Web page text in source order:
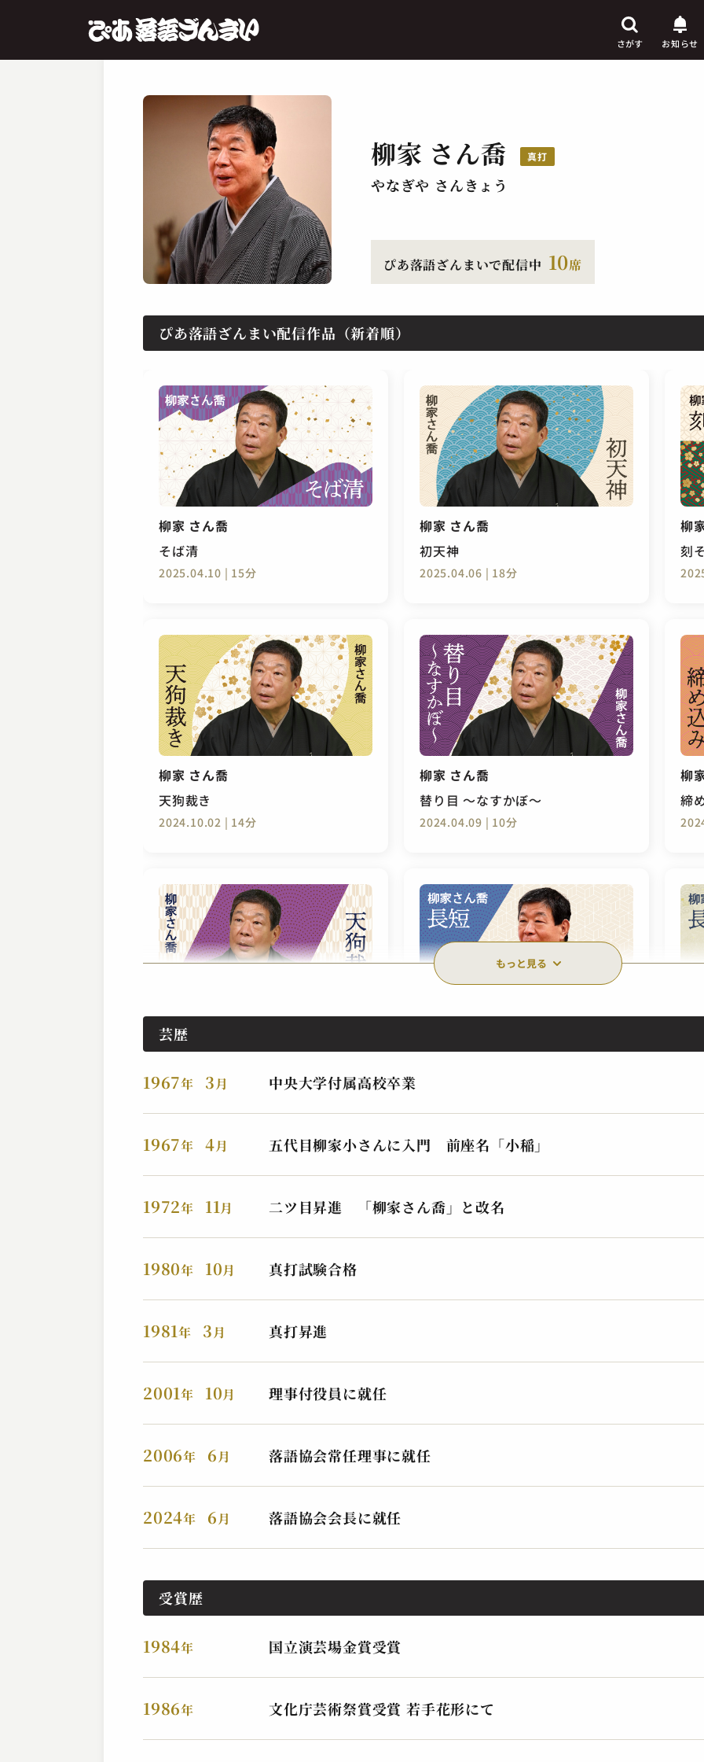
さがす
芸人からさがす
演目 からさがす
お知らせ
柳家 さん喬 真打
やなぎや さんきょう
ぴあ落語ざんまいで配信中 10席
ぴあ落語ざんまい配信作品（新着順）
柳家 さん喬
そば清
2025.04.10 | 15分
柳家 さん喬
初天神
2025.04.06 | 18分
柳
刻
柳家 さん喬
天狗裁き
2024.10.02 | 14分
柳家 さん喬
替り目 ～なすかぼ～
2024.04.09 | 10分
柳
締
柳家 さん喬
天狗裁き
長短
長
柳家 さん喬
時そば
もっと見る
芸歴
1967年 3月 中央大学付属高校卒業
1967年 4月 五代目柳家小さんに入門 前座名「小稲」
1972年 11月 二ツ目昇進 「柳家さん喬」と改名
1980年 10月 真打試験合格
1981年 3月 真打昇進
2001年 10月 理事付役員に就任
2006年 6月 落語協会常任理事に就任
2024年 6月 落語協会会長に就任
受賞歴
1984年 国立演芸場金賞受賞
1986年 文化庁芸術祭賞受賞 若手花形にて